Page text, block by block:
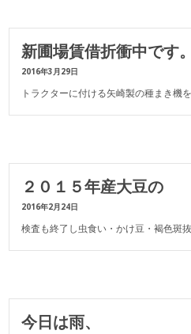
新圃場賃借折衝中です。
2016年3月29日
トラクターに付ける矢崎製の種まき機
２０１５年産大豆の
2016年2月24日
検査も終了し虫食い・かけ豆・褐色斑
今日は雨、